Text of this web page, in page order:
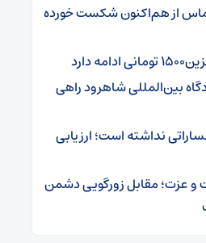
از هم‌اکنون شکست خورده
بین‌المللی شاهرود راهی
نداشته است؛ ارزیابی
و عزت؛ مقابل زورگویی دشمن